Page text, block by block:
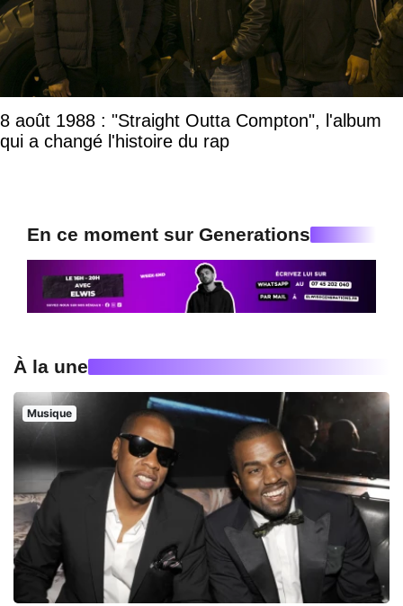
8 août 1988 : "Straight Outta Compton", l'album
qui a changé l'histoire du rap
En ce moment sur Generations
À la une
Musique